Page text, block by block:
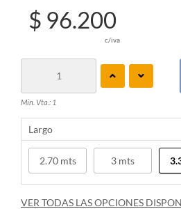
$ 96.200
c/iva
Min. Vta.: 1
Largo
2.70 mts 3 mts
VER TODAS LAS OPCIONES